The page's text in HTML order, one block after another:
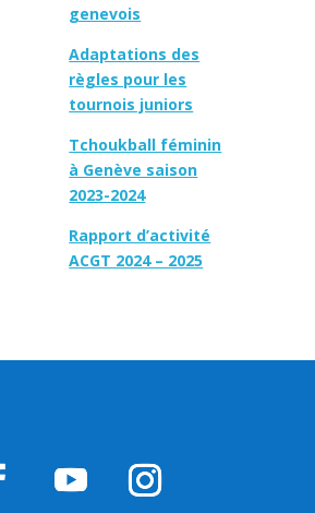
genevois
Adaptations des
règles pour les
tournois juniors
Tchoukball féminin
à Genève saison
2023-2024
Rapport d’activité
ACGT 2024 – 2025